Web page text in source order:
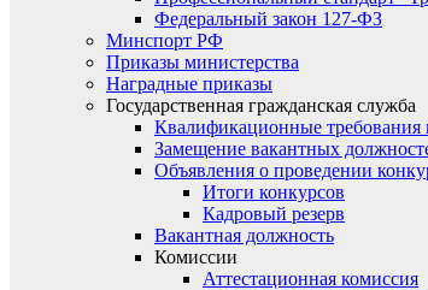
Федеральный закон 127-ФЗ
Минспорт РФ
Приказы министерства
Наградные приказы
Государственная гражданская служба
Квалификационные
Замещение вакантных
Объявления о проведении
Итоги конкурсов
Кадровый резерв
Вакантная должность
Комиссии
Аттестационная комиссия